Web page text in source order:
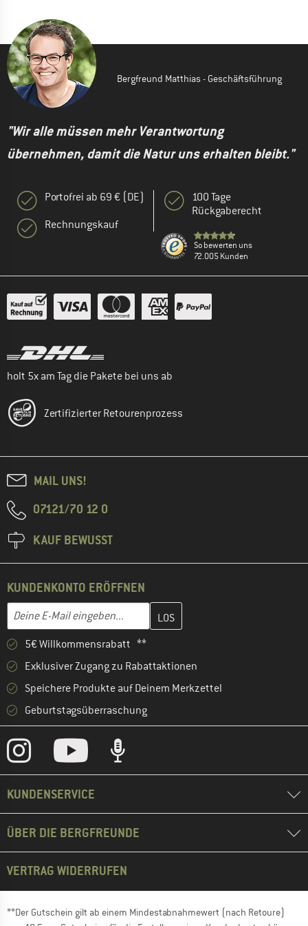
Bergfreund Matthias - Geschäftsführung
"Wir alle müssen mehr Verantwortung
übernehmen, damit die Natur uns erhalten bleibt."
Portofrei ab 69 € (DE)
Rechnungskauf
100 Tage
Rückgaberecht
So bewerten uns
72.005 Kunden
holt 5x am Tag die Pakete bei uns ab
Zertifizierter Retourenprozess
MAIL UNS!
07121/70 12 0
KAUF BEWUSST
KUNDENKONTO ERÖFFNEN
E-Mail-Adresse
Gib hier deine E-Mail-Adresse ein und erstelle im nächsten
5€ Willkommensrabatt **
Exklusiver Zugang zu Rabattaktionen
Speichere Produkte auf Deinem Merkzettel
Geburtstagsüberraschung
KUNDENSERVICE
ÜBER DIE BERGFREUNDE
VERTRAG WIDERRUFEN
**Der Gutschein gilt ab einem Mindestabnahmewert (nach Retoure)